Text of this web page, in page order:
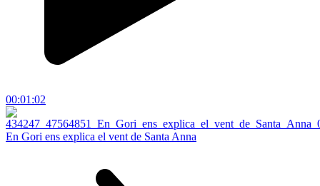
00:01:02
En Gori ens explica el vent de Santa Anna